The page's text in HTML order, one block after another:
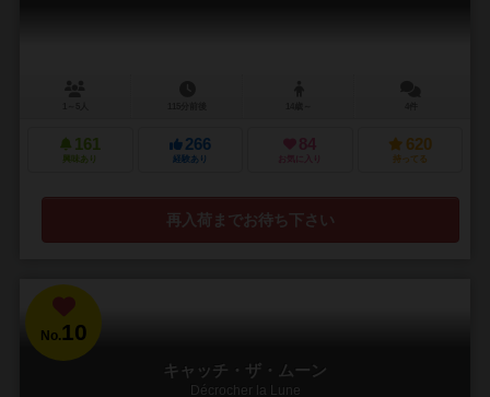
161
興味あり
266
経験あり
84
お気に入り
620
持ってる
再入荷までお待ち下さい
No. 10
キャッチ・ザ・ムーン
Décrocher la Lune